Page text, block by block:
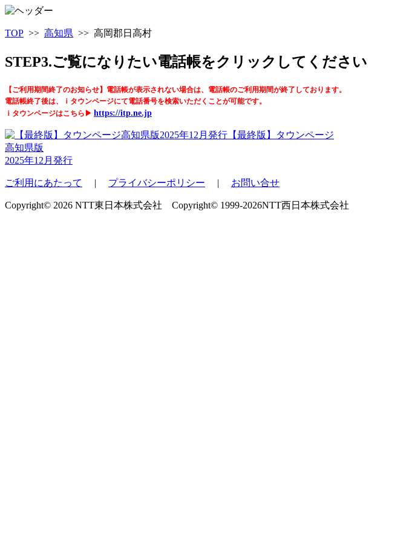
TOP >> 高知県 >> 高岡郡日高村
STEP3.ご覧になりたい電話帳をクリックしてください
【ご利用期間終了のお知らせ】電話帳が表示されない場合は、電話帳のご利用期間が終了しております。
電話帳終了後は、ｉタウンページにて電話番号を検索いただくことが可能です。
ｉタウンページはこちら▶ https://itp.ne.jp
【最終版】タウンページ
高知県版
2025年12月発行
ご利用にあたって | プライバシーポリシー | お問い合せ
Copyright© 2026 NTT東日本株式会社 Copyright© 1999-2026NTT西日本株式会社